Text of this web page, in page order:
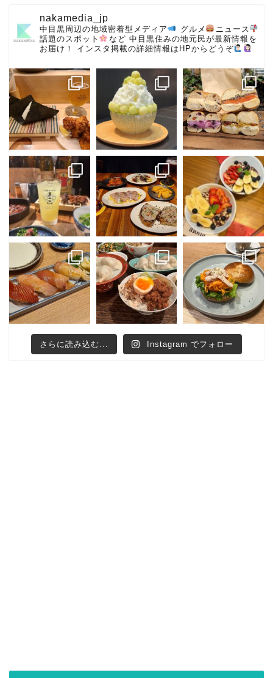
nakamedia_jp
中目黒周辺の地域密着型メディア グルメ
ニュース
話題のスポット
など 中目黒住みの地元民が最新情報を
お届け！
インスタ掲載の詳細情報はHPからどうぞ
さらに読み込む... Instagram でフォロー